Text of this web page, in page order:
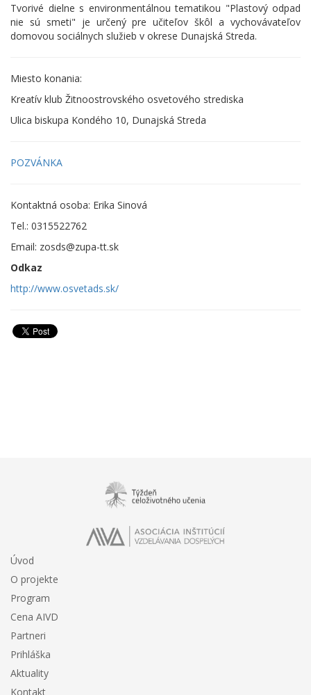
Tvorivé dielne s environmentálnou tematikou "Plastový odpad
nie sú smeti" je určený pre učiteľov škôl a vychovávateľov
domovou sociálnych služieb v okrese Dunajská Streda.
Miesto konania:
Kreatív klub Žitnoostrovského osvetového strediska
Ulica biskupa Kondého 10, Dunajská Streda
POZVÁNKA
Kontaktná osoba: Erika Sinová
Tel.: 0315522762
Email: zosds@zupa-tt.sk
Odkaz
http://www.osvetads.sk/
Úvod
O projekte
Program
Cena AIVD
Partneri
Prihláška
Aktuality
Kontakt